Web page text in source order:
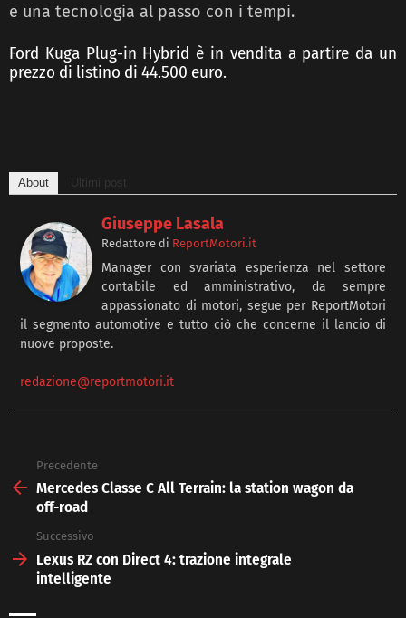
e una tecnologia al passo con i tempi.
Ford Kuga Plug-in Hybrid è in vendita a partire da un
prezzo di listino di 44.500 euro.
About Ultimi post
Giuseppe Lasala
Redattore di ReportMotori.it
Manager con svariata esperienza nel settore
contabile ed amministrativo, da sempre
appassionato di motori, segue per ReportMotori
il segmento automotive e tutto ciò che concerne il lancio di
nuove proposte.
redazione@reportmotori.it
more
Precedente
Mercedes Classe C All Terrain: la station wagon da
off-road
Successivo
Lexus RZ con Direct 4: trazione integrale
intelligente